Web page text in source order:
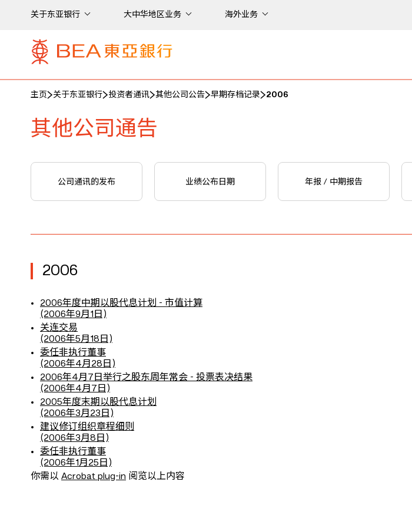
关于东亚银行 大中华地区业务 海外业务
主页 关于东亚银行 投资者通讯 其他公司公告 早期存档记录 2006
其他公司通告
公司通讯的发布 业绩公布日期 年报 / 中期报告
2006
2006年度中期以股代息计划 - 市值计算
(2006年9月1日)
关连交易
(2006年5月18日)
委任非执行董事
(2006年4月28日)
2006年4月7日举行之股东周年常会 - 投票表决结果
(2006年4月7日)
2005年度末期以股代息计划
(2006年3月23日)
建议修订组织章程细则
(2006年3月8日)
委任非执行董事
(2006年1月25日)
你需以 Acrobat plug-in 阅览以上内容